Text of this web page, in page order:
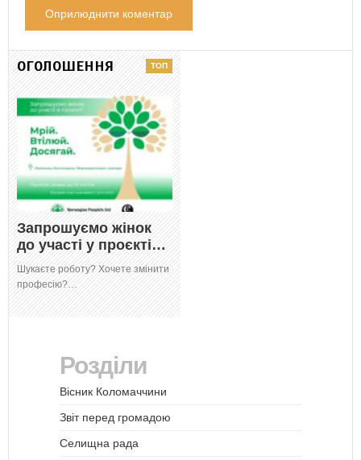
ОГОЛОШЕННЯ
Запрошуємо жінок
до участі у проєкті…
Шукаєте роботу? Хочете змінити
професію?…
Розділи
Вісник Коломаччини
Звіт перед громадою
Селищна рада